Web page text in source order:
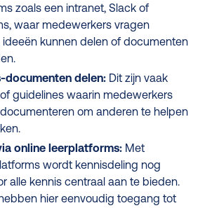
zoals een intranet, Slack of
waar medewerkers vragen
ideeën kunnen delen of documenten
documenten delen: Dit zijn vaak
guidelines waarin medewerkers
om anderen te helpen
online leerplatforms: Met
wordt kennisdeling nog
alle kennis centraal aan te bieden.
hier eenvoudig toegang tot